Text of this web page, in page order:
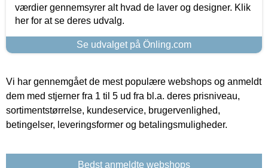
værdier gennemsyrer alt hvad de laver og designer. Klik
her for at se deres udvalg.
Se udvalget på Önling.com
Vi har gennemgået de mest populære webshops og anmeldt
dem med stjerner fra 1 til 5 ud fra bl.a. deres prisniveau,
sortimentstørrelse, kundeservice, brugervenlighed,
betingelser, leveringsformer og betalingsmuligheder.
Bedst anmeldte webshops